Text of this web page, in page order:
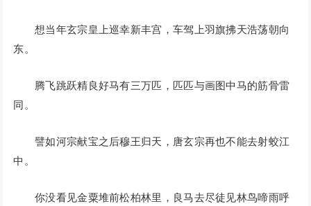
想当年玄宗皇上巡幸新丰宫，车驾上羽旗拂天浩荡朝向
东。
腾飞跳跃精良好马有三万匹，匹匹与画图中马的筋骨雷
同。
譬如河宗献宝之后穆王归天，唐玄宗再也不能去射蛟江
中。
你没看见金粟堆前松柏林里，良马去尽徒见林鸟啼雨呼